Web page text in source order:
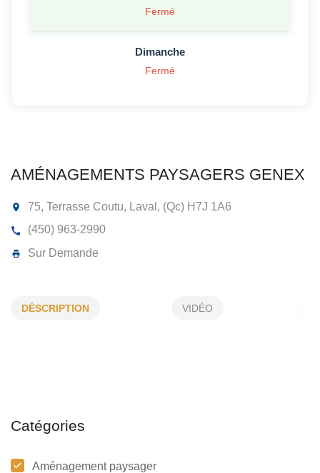
75, Terrasse Coutu, Laval, (Qc)H7J 1A6
DÉSCRIPTION VIDÉO
Catégories
Aménagement paysager
Fermé
Dimanche
Fermé